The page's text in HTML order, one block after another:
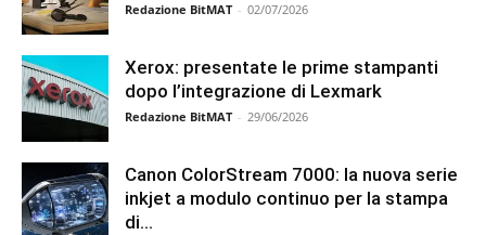
Redazione BitMAT - 02/07/2026
Xerox: presentate le prime stampanti
dopo l’integrazione di Lexmark
Redazione BitMAT - 29/06/2026
Canon ColorStream 7000: la nuova serie
inkjet a modulo continuo per la stampa
di...